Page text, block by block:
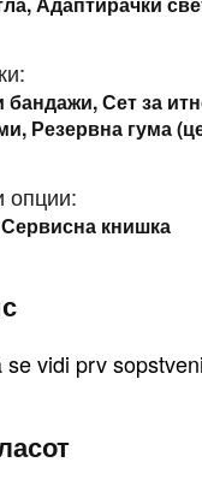
Сет за
Резервна гума
опции:
книшка
se vidi prv